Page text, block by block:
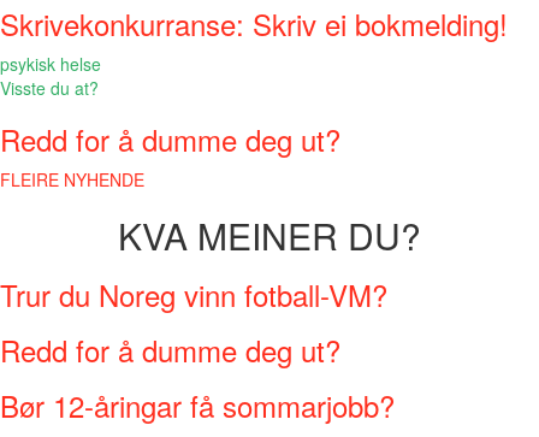
Skrivekonkurranse: Skriv ei bokmelding!
psykisk helse
Visste du at?
Redd for å dumme deg ut?
FLEIRE NYHENDE
KVA MEINER DU?
Trur du Noreg vinn fotball-VM?
Redd for å dumme deg ut?
Bør 12-åringar få sommarjobb?